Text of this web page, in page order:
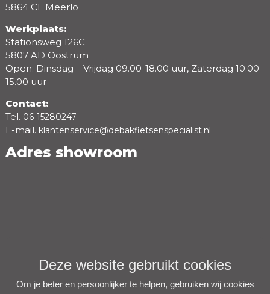
5864 CL Meerlo
Werkplaats:
Stationsweg 126C
5807 AD Oostrum
Open: Dinsdag – Vrijdag 09.00-18.00 uur, Zaterdag 10.00-
15.00 uur
Contact:
Tel. 06-15280247
E-mail. klantenservice@debakfietsenspecialist.nl
Adres showroom
Deze website gebruikt cookies
Om je beter en persoonlijker te helpen, gebruiken wij cookies